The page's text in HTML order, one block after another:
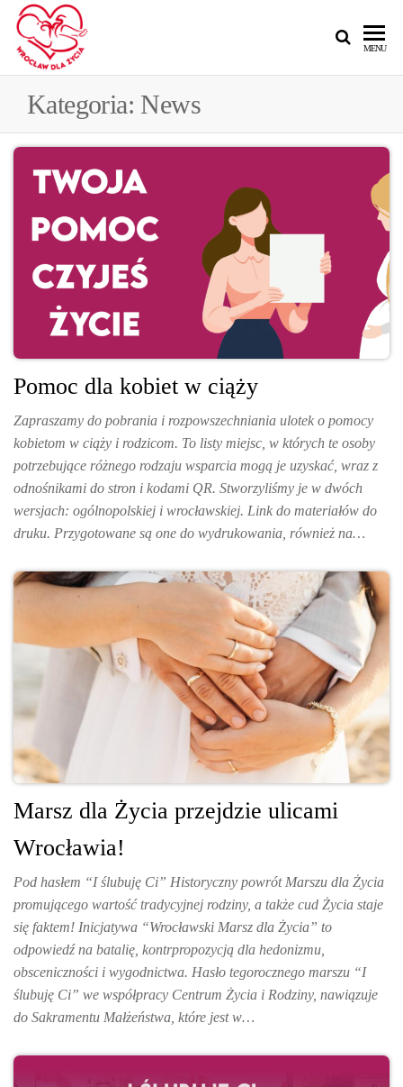
MENU
Kategoria: News
Pomoc dla kobiet w ciąży
Zapraszamy do pobrania i rozpowszechniania ulotek o pomocy
kobietom w ciąży i rodzicom. To listy miejsc, w których te osoby
potrzebujące różnego rodzaju wsparcia mogą je uzyskać, wraz z
odnośnikami do stron i kodami QR. Stworzyliśmy je w dwóch
wersjach: ogólnopolskiej i wrocławskiej. Link do materiałów do
druku. Przygotowane są one do wydrukowania, również na…
Marsz dla Życia przejdzie ulicami
Wrocławia!
Pod hasłem “I ślubuję Ci” Historyczny powrót Marszu dla Życia
promującego wartość tradycyjnej rodziny, a także cud Życia staje
się faktem! Inicjatywa “Wrocławski Marsz dla Życia” to
odpowiedź na batalię, kontrpropozycją dla hedonizmu,
obsceniczności i wygodnictwa. Hasło tegorocznego marszu “I
ślubuję Ci” we współpracy Centrum Życia i Rodziny, nawiązuje
do Sakramentu Małżeństwa, które jest w…